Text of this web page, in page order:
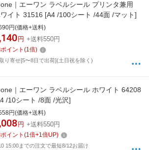
｜エーワン ラベルシール プリンタ兼用
イト 31516 [A4 /100シート /44面 /マット]
円(価格+送料)
円 +送料550円
ポイント (1倍)
り寄せ[5〜8日で出荷](土日祝を除く)
｜エーワン ラベルシール ホワイト 64208
/10シート /8面 /光沢]
円(価格+送料)
円 +送料550円
ポイント (1倍+1倍UP)
15:00までの注文で最短8/12お届け